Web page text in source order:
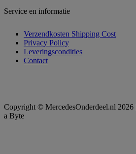
Service en informatie
Verzendkosten Shipping Cost
Privacy Policy
Leveringscondities
Contact
Copyright © MercedesOnderdeel.nl 2026
a Byte